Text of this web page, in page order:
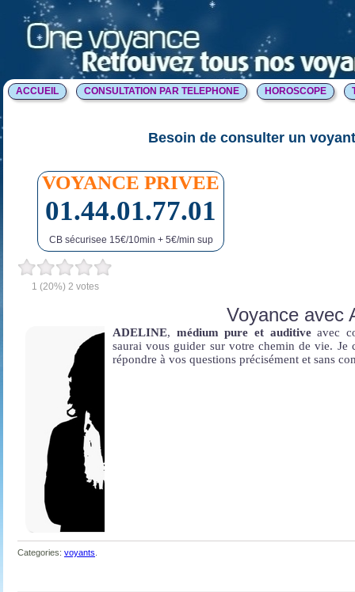
ACCUEIL CONSULTATION PAR TELEPHONE HOROSCOPE
Besoin de consulter un
VOYANCE PRIVEE
01.44.01.77.01
CB sécurisee 15€/10min + 5€/min sup
1 (20%) 2 votes
Voyance avec
ADELINE, médium pure et auditiveavec
saurai vous guider sur votre chemin de vie. Je
répondre à vos questions précisément et sans
Categories: voyants